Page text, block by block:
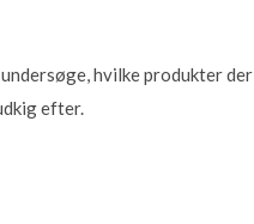
hvilke produkter der
efter.